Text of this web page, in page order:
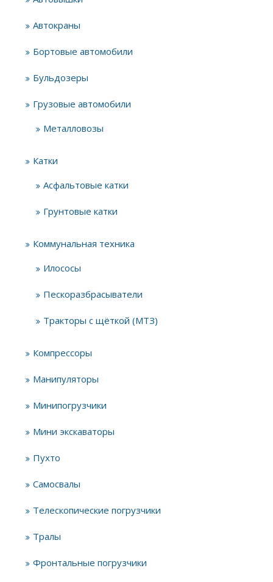
Автокраны
Бортовые автомобили
Бульдозеры
Грузовые автомобили
Металловозы
Катки
Асфальтовые катки
Грунтовые катки
Коммунальная техника
Илососы
Пескоразбрасыватели
Тракторы с щёткой (МТЗ)
Компрессоры
Манипуляторы
Минипогрузчики
Мини экскаваторы
Пухто
Самосвалы
Телескопические погрузчики
Тралы
Фронтальные погрузчики